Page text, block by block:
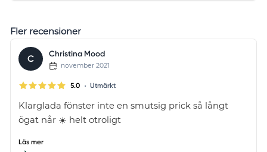
Fler recensioner
C Christina Mood
november 2021
5.0 • Utmärkt
Klarglada fönster inte en smutsig prick så långt
ögat når ☀️ helt otroligt
Läs mer